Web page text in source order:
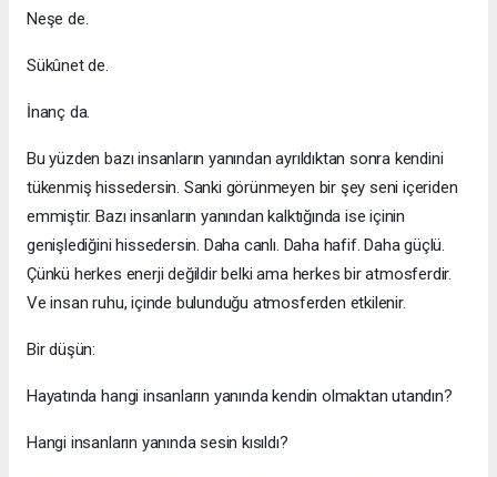
Neşe de.
Sükûnet de.
İnanç da.
Bu yüzden bazı insanların yanından ayrıldıktan sonra kendini
tükenmiş hissedersin. Sanki görünmeyen bir şey seni içeriden
emmiştir. Bazı insanların yanından kalktığında ise içinin
genişlediğini hissedersin. Daha canlı. Daha hafif. Daha güçlü.
Çünkü herkes enerji değildir belki ama herkes bir atmosferdir.
Ve insan ruhu, içinde bulunduğu atmosferden etkilenir.
Bir düşün:
Hayatında hangi insanların yanında kendin olmaktan utandın?
Hangi insanların yanında sesin kısıldı?